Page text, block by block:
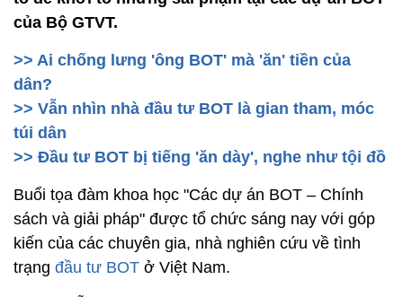
của Bộ GTVT.
>> Ai chống lưng 'ông BOT' mà 'ăn' tiền của
dân?
>> Vẫn nhìn nhà đầu tư BOT là gian tham, móc
túi dân
>> Đầu tư BOT bị tiếng 'ăn dày', nghe như tội đồ
Buổi tọa đàm khoa học "Các dự án BOT – Chính
sách và giải pháp" được tổ chức sáng nay với góp
kiến của các chuyên gia, nhà nghiên cứu về tình
trạng đầu tư BOT ở Việt Nam.